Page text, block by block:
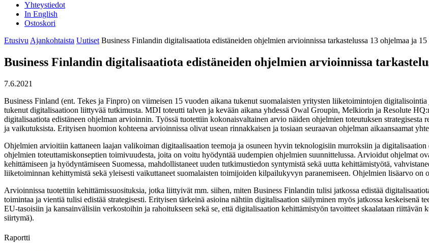
Yhteystiedot
In English
Ostoskori
Etusivu Ajankohtaista Uutiset Business Finlandin digitalisaatiota edistäneiden ohjelmien arvioinnissa tarkastelussa 13 ohjelmaa ja
Business Finlandin digitalisaatiota edistäneiden ohjelmien arvioinnissa
7.6.2021
Business Finland (ent. Tekes ja Finpro) on viimeisen 15 vuoden aikana tukenut suomalaisten yritysten liiketoimintojen
tukenut digitalisaatioon liittyvää tutkimusta. MDI toteutti talven ja kevään aikana yhdessä Owal Groupin, Melkiorin ja Resolute
digitalisaatiota edistäneen ohjelman arvioinnin. Työssä tuotettiin kokonaisvaltainen arvio näiden ohjelmien toteutuksen strategisesta
ja vaikutuksista. Erityisen huomion kohteena arvioinnissa olivat usean rinnakkaisen ja tosiaan seuraavan ohjelman aikaansaamat
Ohjelmien arvioitiin kattaneen laajan valikoiman digitaalisaation teemoja ja osuneen hyvin teknologisiin murroksiin ja
ohjelmien toteuttamiskonseptien toimivuudesta, joita on voitu hyödyntää uudempien ohjelmien suunnittelussa. Arvioidut ohjelmat
kehittämiseen ja hyödyntämiseen Suomessa, mahdollistaneet uuden tutkimustiedon syntymistä sekä uutta kehittämistyötä,
liiketoiminnan kehittymistä sekä yleisesti vaikuttaneet suomalaisten toimijoiden kilpailukyvyn paranemiseen. Ohjelmien lisäarvo on
Arvioinnissa tuotettiin kehittämissuosituksia, jotka liittyivät mm. siihen, miten Business Finlandin tulisi jatkossa edistää
toimintaa ja vientiä tulisi edistää strategisesti. Erityisen tärkeinä asioina nähtiin digitalisaation säilyminen myös jatkossa keskeisenä
EU-tasoisiin ja kansainvälisiin verkostoihin ja rahoitukseen sekä se, että digitalisaation kehittämistyön tavoitteet skaalataan
siirtymä).
Raportti